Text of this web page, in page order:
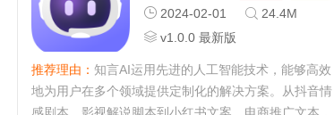
2024-02-01
24.4M
v1.0.0 最新版
推荐理由： 知言AI运用先进的人工智能技术，能够高效
地为用户在多个领域提供定制化的解决方案。从抖音情